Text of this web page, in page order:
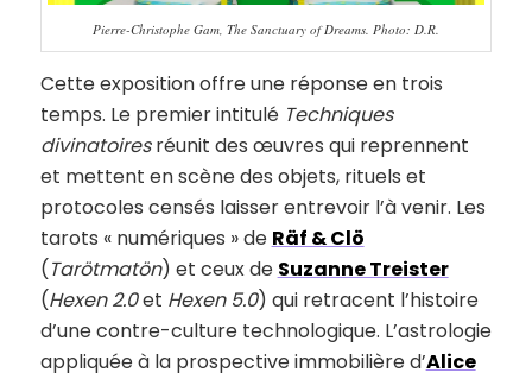
Pierre-Christophe Gam, The Sanctuary of Dreams. Photo: D.R.
Cette exposition offre une réponse en trois
temps. Le premier intitulé Techniques
divinatoiresréunit des œuvres qui reprennent
et mettent en scène des objets, rituels et
protocoles censés laisser entrevoir l’à venir. Les
tarots « numériques » de Räf & Clö
(Tarötmatön) et ceux de Suzanne Treister
(Hexen 2.0et Hexen 5.0) qui retracent l’histoire
d’une contre-culture technologique. L’astrologie
appliquée à la prospective immobilière d’Alice